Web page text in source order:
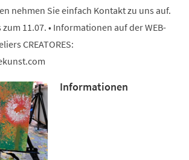
nehmen Sie einfach Kontakt zu uns auf.
11.07. • Informationen auf der WEB-
CREATORES:
Informationen